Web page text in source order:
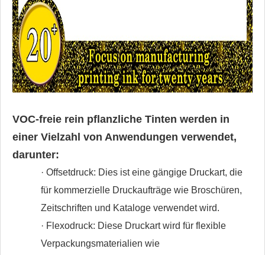
VOC-freie rein pflanzliche Tinten werden in
einer Vielzahl von Anwendungen verwendet,
darunter:
· Offsetdruck: Dies ist eine gängige Druckart, die
für kommerzielle Druckaufträge wie Broschüren,
Zeitschriften und Kataloge verwendet wird.
· Flexodruck: Diese Druckart wird für flexible
Verpackungsmaterialien wie